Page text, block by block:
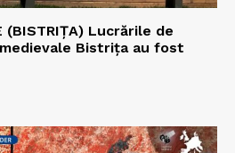
(BISTRIȚA) Lucrările de
Bistriţa au fost